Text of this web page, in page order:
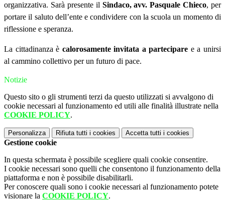
organizzativa. Sarà presente il Sindaco, avv. Pasquale Chieco, per
portare il saluto dell’ente e condividere con la scuola un momento di
riflessione e speranza.
La cittadinanza è calorosamente invitata a partecipare e a unirsi
al cammino collettivo per un futuro di pace.
Notizie
Questo sito o gli strumenti terzi da questo utilizzati si avvalgono di
cookie necessari al funzionamento ed utili alle finalità illustrate nella
COOKIE POLICY.
Personalizza Rifiuta tutti i cookies Accetta tutti i cookies
Gestione cookie
In questa schermata è possibile scegliere quali cookie consentire.
I cookie necessari sono quelli che consentono il funzionamento della
piattaforma e non è possibile disabilitarli.
Per conoscere quali sono i cookie necessari al funzionamento potete
visionare la COOKIE POLICY.